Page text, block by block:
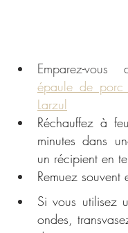
Emparez-vous
épaule de porc
Larzul
Réchauffez à
minutes dans
un récipient en
Remuez souvent
Si vous utilisez
ondes,